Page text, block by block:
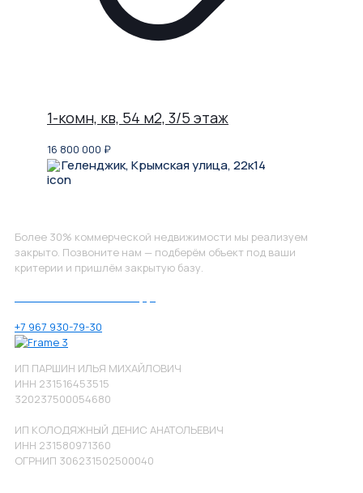
1-комн, кв, 54 м2, 3/5 этаж
16 800 000 ₽
Геленджик, Крымская улица, 22к14
Более 30% коммерческой недвижимости мы реализуем
закрыто. Позвоните нам — подберём объект под ваши
критерии и пришлём закрытую базу.
+7 967 930-79-30
ИП ПАРШИН ИЛЬЯ МИХАЙЛОВИЧ
ИНН 231516453515
320237500054680
ИП КОЛОДЯЖНЫЙ ДЕНИС АНАТОЛЬЕВИЧ
ИНН 231580971360
ОГРНИП 306231502500040